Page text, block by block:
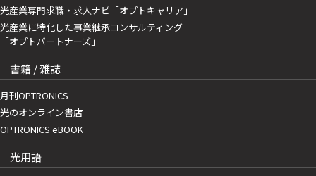
光産業専門求職・求人ナビ「オプトキャリア」
光産業に特化した事業継承コンサルティング
「オプトパートナーズ」
書籍 / 雑誌
月刊OPTRONICS
光のオンライン書店
OPTRONICS eBOOK
光用語